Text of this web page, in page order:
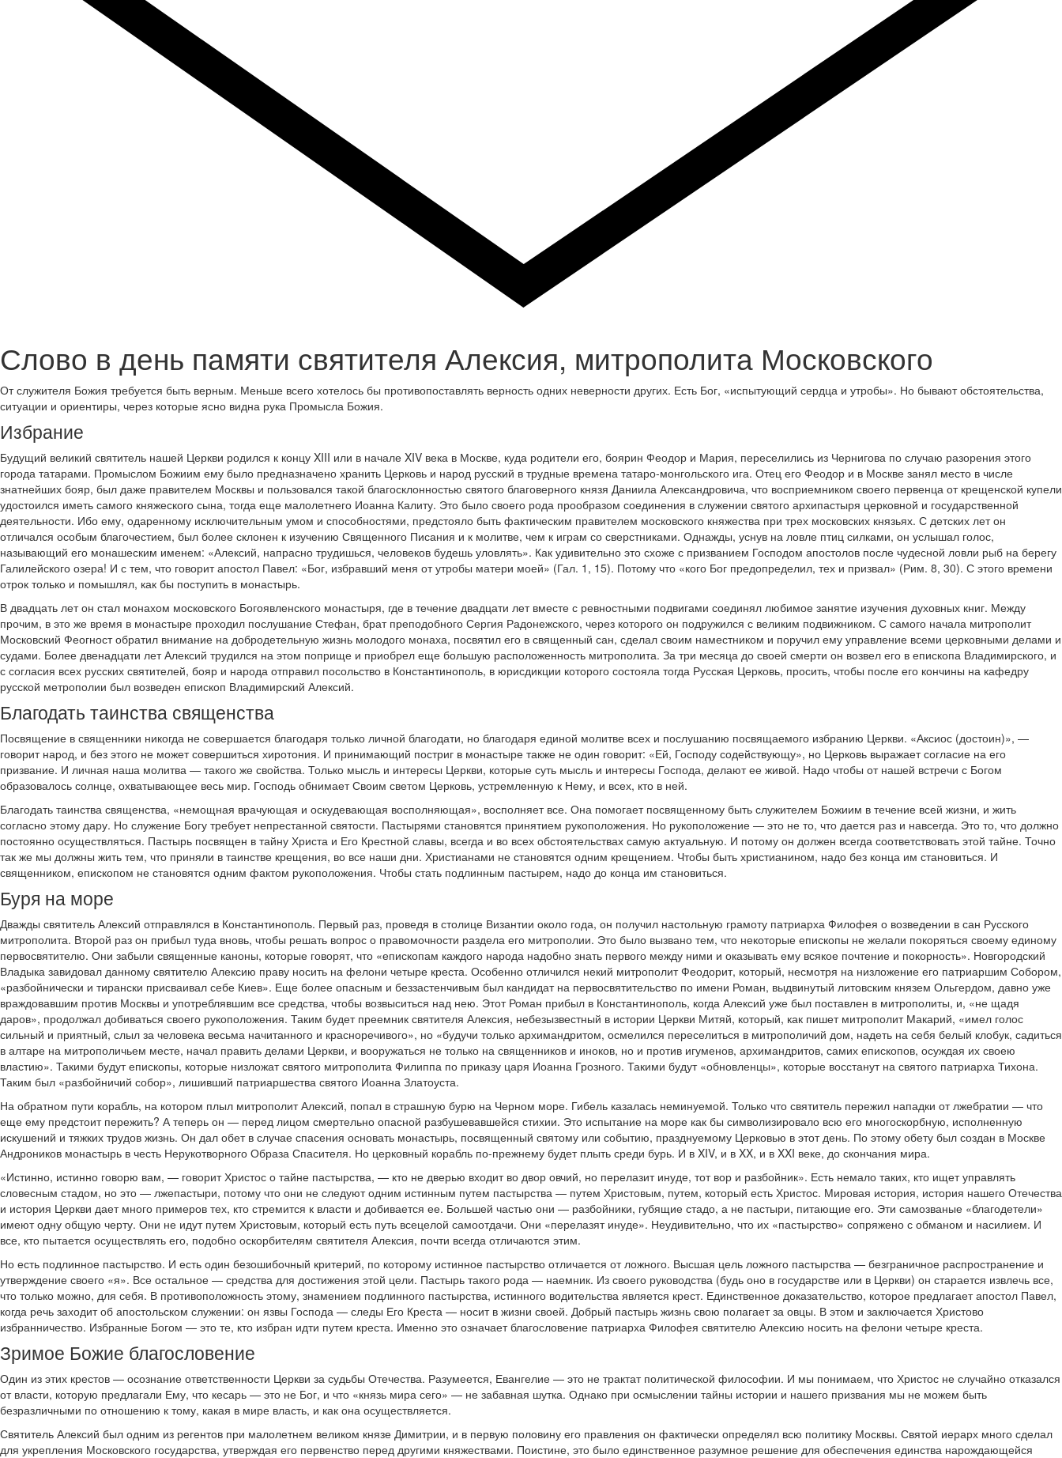
Слово в день памяти святителя Алексия, митрополита Московского
От служителя Божия требуется быть верным. Меньше всего хотелось бы противопоставлять верность одних неверности других. Есть Бог, «испытующий сердца и утробы». Но бывают обстоятельства,
ситуации и ориентиры, через которые ясно видна рука Промысла Божия.
Избрание
Будущий великий святитель нашей Церкви родился к концу XIII или в начале XIV века в Москве, куда родители его, боярин Феодор и Мария, переселились из Чернигова по случаю разорения этого
города татарами. Промыслом Божиим ему было предназначено хранить Церковь и народ русский в трудные времена татаро-монгольского ига. Отец его Феодор и в Москве занял место в числе
знатнейших бояр, был даже правителем Москвы и пользовался такой благосклонностью святого благоверного князя Даниила Александровича, что восприемником своего первенца от крещенской купели
удостоился иметь самого княжеского сына, тогда еще малолетнего Иоанна Калиту. Это было своего рода прообразом соединения в служении святого архипастыря церковной и государственной
деятельности. Ибо ему, одаренному исключительным умом и способностями, предстояло быть фактическим правителем московского княжества при трех московских князьях. С детских лет он
отличался особым благочестием, был более склонен к изучению Священного Писания и к молитве, чем к играм со сверстниками. Однажды, уснув на ловле птиц силками, он услышал голос,
называющий его монашеским именем: «Алексий, напрасно трудишься, человеков будешь уловлять». Как удивительно это схоже с призванием Господом апостолов после чудесной ловли рыб на берегу
Галилейского озера! И с тем, что говорит апостол Павел: «Бог, избравший меня от утробы матери моей» (Гал. 1, 15). Потому что «кого Бог предопределил, тех и призвал» (Рим. 8, 30). С этого времени
отрок только и помышлял, как бы поступить в монастырь.
В двадцать лет он стал монахом московского Богоявленского монастыря, где в течение двадцати лет вместе с ревностными подвигами соединял любимое занятие изучения духовных книг. Между
прочим, в это же время в монастыре проходил послушание Стефан, брат преподобного Сергия Радонежского, через которого он подружился с великим подвижником. С самого начала митрополит
Московский Феогност обратил внимание на добродетельную жизнь молодого монаха, посвятил его в священный сан, сделал своим наместником и поручил ему управление всеми церковными делами и
судами. Более двенадцати лет Алексий трудился на этом поприще и приобрел еще большую расположенность митрополита. За три месяца до своей смерти он возвел его в епископа Владимирского, и
с согласия всех русских святителей, бояр и народа отправил посольство в Константинополь, в юрисдикции которого состояла тогда Русская Церковь, просить, чтобы после его кончины на кафедру
русской метрополии был возведен епископ Владимирский Алексий.
Благодать таинства священства
Посвящение в священники никогда не совершается благодаря только личной благодати, но благодаря единой молитве всех и послушанию посвящаемого избранию Церкви. «Аксиос (достоин)», —
говорит народ, и без этого не может совершиться хиротония. И принимающий постриг в монастыре также не один говорит: «Ей, Господу содействующу», но Церковь выражает согласие на его
призвание. И личная наша молитва — такого же свойства. Только мысль и интересы Церкви, которые суть мысль и интересы Господа, делают ее живой. Надо чтобы от нашей встречи с Богом
образовалось солнце, охватывающее весь мир. Господь обнимает Своим светом Церковь, устремленную к Нему, и всех, кто в ней.
Благодать таинства священства, «немощная врачующая и оскудевающая восполняющая», восполняет все. Она помогает посвященному быть служителем Божиим в течение всей жизни, и жить
согласно этому дару. Но служение Богу требует непрестанной святости. Пастырями становятся принятием рукоположения. Но рукоположение — это не то, что дается раз и навсегда. Это то, что должно
постоянно осуществляться. Пастырь посвящен в тайну Христа и Его Крестной славы, всегда и во всех обстоятельствах самую актуальную. И потому он должен всегда соответствовать этой тайне. Точно
так же мы должны жить тем, что приняли в таинстве крещения, во все наши дни. Христианами не становятся одним крещением. Чтобы быть христианином, надо без конца им становиться. И
священником, епископом не становятся одним фактом рукоположения. Чтобы стать подлинным пастырем, надо до конца им становиться.
Буря на море
Дважды святитель Алексий отправлялся в Константинополь. Первый раз, проведя в столице Византии около года, он получил настольную грамоту патриарха Филофея о возведении в сан Русского
митрополита. Второй раз он прибыл туда вновь, чтобы решать вопрос о правомочности раздела его митрополии. Это было вызвано тем, что некоторые епископы не желали покоряться своему единому
первосвятителю. Они забыли священные каноны, которые говорят, что «епископам каждого народа надобно знать первого между ними и оказывать ему всякое почтение и покорность». Новгородский
Владыка завидовал данному святителю Алексию праву носить на фелони четыре креста. Особенно отличился некий митрополит Феодорит, который, несмотря на низложение его патриаршим Собором,
«разбойнически и тирански присваивал себе Киев». Еще более опасным и беззастенчивым был кандидат на первосвятительство по имени Роман, выдвинутый литовским князем Ольгердом, давно уже
враждовавшим против Москвы и употреблявшим все средства, чтобы возвыситься над нею. Этот Роман прибыл в Константинополь, когда Алексий уже был поставлен в митрополиты, и, «не щадя
даров», продолжал добиваться своего рукоположения. Таким будет преемник святителя Алексия, небезызвестный в истории Церкви Митяй, который, как пишет митрополит Макарий, «имел голос
сильный и приятный, слыл за человека весьма начитанного и красноречивого», но «будучи только архимандритом, осмелился переселиться в митрополичий дом, надеть на себя белый клобук, садиться
в алтаре на митрополичьем месте, начал править делами Церкви, и вооружаться не только на священников и иноков, но и против игуменов, архимандритов, самих епископов, осуждая их своею
властию». Такими будут епископы, которые низложат святого митрополита Филиппа по приказу царя Иоанна Грозного. Такими будут «обновленцы», которые восстанут на святого патриарха Тихона.
Таким был «разбойничий собор», лишивший патриаршества святого Иоанна Златоуста.
На обратном пути корабль, на котором плыл митрополит Алексий, попал в страшную бурю на Черном море. Гибель казалась неминуемой. Только что святитель пережил нападки от лжебратии — что
еще ему предстоит пережить? А теперь он — перед лицом смертельно опасной разбушевавшейся стихии. Это испытание на море как бы символизировало всю его многоскорбную, исполненную
искушений и тяжких трудов жизнь. Он дал обет в случае спасения основать монастырь, посвященный святому или событию, празднуемому Церковью в этот день. По этому обету был создан в Москве
Андроников монастырь в честь Нерукотворного Образа Спасителя. Но церковный корабль по-прежнему будет плыть среди бурь. И в XIV, и в XX, и в XXI веке, до скончания мира.
«Истинно, истинно говорю вам, — говорит Христос о тайне пастырства, — кто не дверью входит во двор овчий, но перелазит инуде, тот вор и разбойник». Есть немало таких, кто ищет управлять
словесным стадом, но это — лжепастыри, потому что они не следуют одним истинным путем пастырства — путем Христовым, путем, который есть Христос. Мировая история, история нашего Отечества
и история Церкви дает много примеров тех, кто стремится к власти и добивается ее. Большей частью они — разбойники, губящие стадо, а не пастыри, питающие его. Эти самозваные «благодетели»
имеют одну общую черту. Они не идут путем Христовым, который есть путь всецелой самоотдачи. Они «перелазят инуде». Неудивительно, что их «пастырство» сопряжено с обманом и насилием. И
все, кто пытается осуществлять его, подобно оскорбителям святителя Алексия, почти всегда отличаются этим.
Но есть подлинное пастырство. И есть один безошибочный критерий, по которому истинное пастырство отличается от ложного. Высшая цель ложного пастырства — безграничное распространение и
утверждение своего «я». Все остальное — средства для достижения этой цели. Пастырь такого рода — наемник. Из своего руководства (будь оно в государстве или в Церкви) он старается извлечь все,
что только можно, для себя. В противоположность этому, знамением подлинного пастырства, истинного водительства является крест. Единственное доказательство, которое предлагает апостол Павел,
когда речь заходит об апостольском служении: он язвы Господа — следы Его Креста — носит в жизни своей. Добрый пастырь жизнь свою полагает за овцы. В этом и заключается Христово
избранничество. Избранные Богом — это те, кто избран идти путем креста. Именно это означает благословение патриарха Филофея святителю Алексию носить на фелони четыре креста.
Зримое Божие благословение
Один из этих крестов — осознание ответственности Церкви за судьбы Отечества. Разумеется, Евангелие — это не трактат политической философии. И мы понимаем, что Христос не случайно отказался
от власти, которую предлагали Ему, что кесарь — это не Бог, и что «князь мира сего» — не забавная шутка. Однако при осмыслении тайны истории и нашего призвания мы не можем быть
безразличными по отношению к тому, какая в мире власть, и как она осуществляется.
Святитель Алексий был одним из регентов при малолетнем великом князе Димитрии, и в первую половину его правления он фактически определял всю политику Москвы. Святой иерарх много сделал
для укрепления Московского государства, утверждая его первенство перед другими княжествами. Поистине, это было единственное разумное решение для обеспечения единства нарождающейся